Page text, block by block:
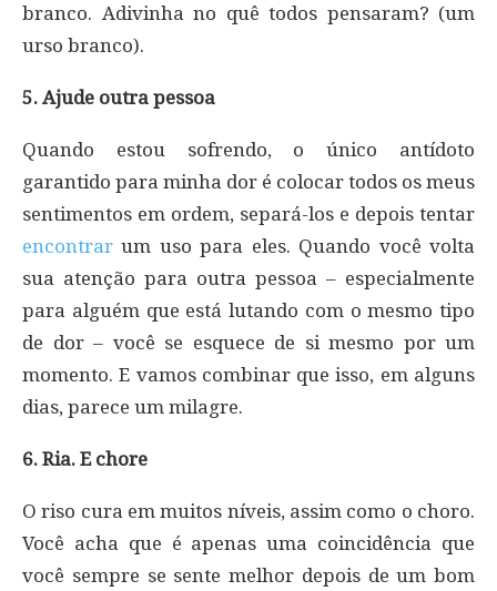
branco. Adivinha no quê todos pensaram? (um
urso branco).
5. Ajude outra pessoa
Quando estou sofrendo, o único antídoto
garantido para minha dor é colocar todos os meus
sentimentos em ordem, separá-los e depois tentar
encontrar um uso para eles. Quando você volta
sua atenção para outra pessoa – especialmente
para alguém que está lutando com o mesmo tipo
de dor – você se esquece de si mesmo por um
momento. E vamos combinar que isso, em alguns
dias, parece um milagre.
6. Ria. E chore
O riso cura em muitos níveis, assim como o choro.
Você acha que é apenas uma coincidência que
você sempre se sente melhor depois de um bom